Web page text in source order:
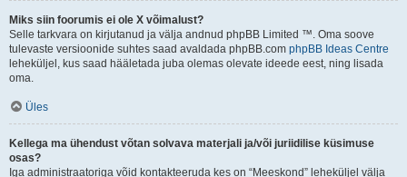
Miks siin foorumis ei ole X võimalust?
Selle tarkvara on kirjutanud ja välja andnud phpBB Limited ™. Oma soove
tulevaste versioonide suhtes saad avaldada phpBB.com phpBB Ideas Centre
leheküljel, kus saad hääletada juba olemas olevate ideede eest, ning lisada
oma.
Üles
Kellega ma ühendust võtan solvava materjali ja/või juriidilise küsimuse
osas?
Iga administraatoriga võid kontakteeruda kes on “Meeskond” leheküljel välja